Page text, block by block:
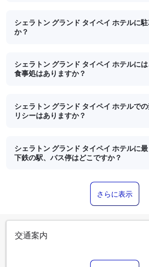
シェラトン グランド タイペイ ホテルに
か？
シェラトン グランド タイペイ ホテルに
食事処はありますか？
シェラトン グランド タイペイ ホテルで
リシーはありますか？
シェラトン グランド タイペイ ホテルに
下鉄の駅、バス停はどこですか？
さらに表示
交通案内